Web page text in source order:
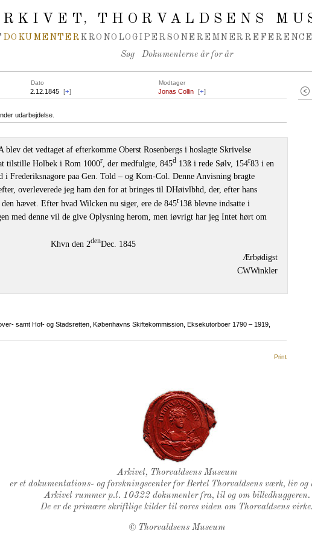
, THORVALDSENS
DOKUMENTER KRONOLOGI PERSONER EMNER
Søg Dokumenterne år for år
Dato Modtager
2.12.1845 [+] Jonas Collin [+]
udarbejdelse.
blev det vedtaget af efterkomme Oberst Rosenbergs i hoslagte Skrivelse
tilstille Holbek i Rom 1000r , der medfulgte, 845d 13ß i rede Sølv, 154r83 i en
i Frederiksnagore paa Gen. Told – og Kom-Col. Denne Anvisning bragte
overleverede jeg ham den for at bringes til DHøivlbhd, der, efter hans
den hævet. Efter hvad Wilcken nu siger, ere de 845r13ß blevne indsatte i
med denne vil de give Oplysning herom, men iøvrigt har jeg Intet hørt om
Khvn den 2denDec. 1845
Ærbødigst
CWWinkler
samt Hof- og Stadsretten, Københavns Skiftekommission, Eksekutorboer 1790 – 1919,
Print
Thorvaldsens Segl
Arkivet, Thorvaldsens Museum
er et dokumentations- og forskningscenter for Bertel Thorvaldsens værk, liv og
Arkivet rummer p.t. 10322 dokumenter fra, til og om billedhuggeren.
De er de primære skriftlige kilder til vores viden om Thorvaldsens virke.
© Thorvaldsens Museum